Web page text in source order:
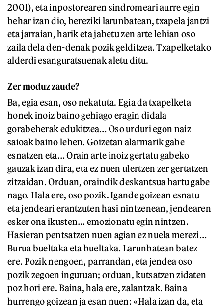
2001), eta inpostorearen sindromeari aurre egin
behar izan dio, bereziki larunbatean, txapela jantzi
eta jarraian, harik eta jabetu zen arte lehian oso
zaila dela den-denak pozik gelditzea. Txapelketako
alderdi esanguratsuenak aletu ditu.
Zer moduz zaude?
Ba, egia esan, oso nekatuta. Egia da txapelketa
honek inoiz baino gehiago eragin didala
gorabeherak edukitzea… Oso urduri egon naiz
saioak baino lehen. Goizetan alarmarik gabe
esnatzen eta… Orain arte inoiz gertatu gabeko
gauzak izan dira, eta ez nuen ulertzen zer gertatzen
zitzaidan. Orduan, oraindik deskantsua hartu gabe
nago. Hala ere, oso pozik. Igande goizean esnatu
eta jendeari erantzuten hasi nintzenean, jendearen
esker ona ikusten… emozionatu egin nintzen.
Hasieran pentsatzen nuen agian ez nuela merezi…
Burua bueltaka eta bueltaka. Larunbatean batez
ere. Pozik nengoen, parrandan, eta jendea oso
pozik zegoen inguruan; orduan, kutsatzen zidaten
poz hori ere. Baina, hala ere, zalantzak. Baina
hurrengo goizean ja esan nuen: «Hala izan da, eta